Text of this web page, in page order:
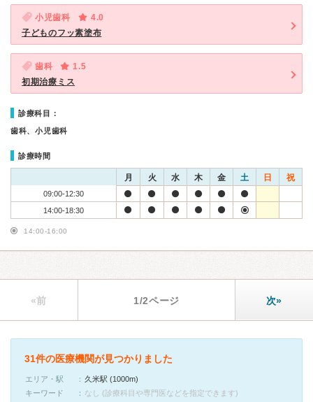
小児歯科
4.0
子どものフッ素塗布
歯科
1.5
初期治療ミス
診療科目：
歯科、小児歯科
診療時間
月 火 水 木 金 土 日 祝
09:00-12:30
14:00-18:30
14:00-16:00
«前 1/2ページ 次»
31件の医療機関が見つかりました
エリア・駅
久米駅 (1000m)
キーワード
なし (診療科目や専門医などを指定できます)